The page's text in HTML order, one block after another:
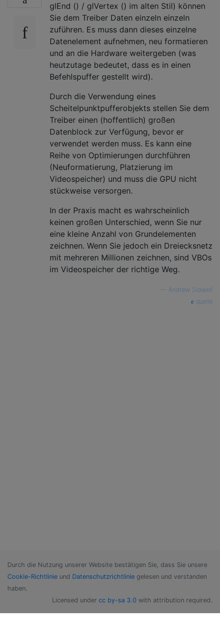
glEnd () / glVertex () im alten Stil) können
Sie dem Treiber Daten einzeln einzeln
zuführen. Es muss dann dieses einzelne
Datenelement aufnehmen, neu formatieren
und an die Hardware weitergeben (was
heutzutage bedeutet, dass es in einen
Befehlspuffer gestellt wird).
Durch die Verwendung eines
Scheitelpunktpufferobjekts stellen Sie dem
Treiber einen (hoffentlich) großen
Datenblock zur Verfügung, bevor er
verwendet werden muss. Es kann eine
Reihe von Optimierungen durchführen
(Neuformatierung, Platzierung im
Videospeicher) und muss die GPU nicht
stückweise versorgen.
In der Praxis macht es wahrscheinlich
keinen großen Unterschied, wenn Sie nur
eine kleine Anzahl von Grundelementen
zeichnen. Wenn Sie jedoch ein Dreiecksnetz
mit mehreren Millionen zeichnen, sind VBOs
im Videospeicher der richtige Weg.
Andrew Sidwell
quelle
Durch die Nutzung unserer Website bestätigen Sie, dass Sie unsere
Cookie-Richtlinie und Datenschutzrichtlinie gelesen und verstanden
haben.
Licensed under cc by-sa 3.0 with attribution required.